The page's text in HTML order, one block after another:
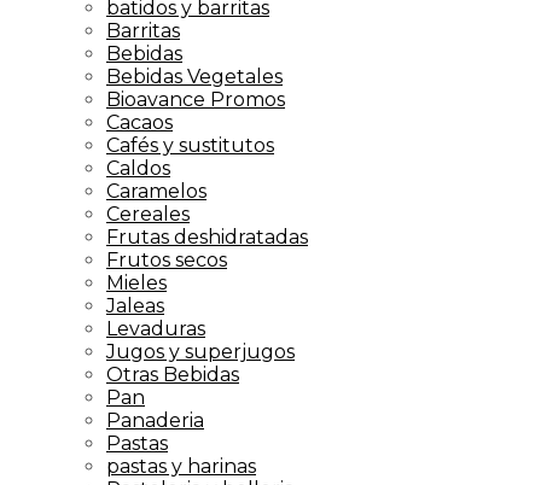
batidos y barritas
Barritas
Bebidas
Bebidas Vegetales
Bioavance Promos
Cacaos
Cafés y sustitutos
Caldos
Caramelos
Cereales
Frutas deshidratadas
Frutos secos
Mieles
Jaleas
Levaduras
Jugos y superjugos
Otras Bebidas
Pan
Panaderia
Pastas
pastas y harinas